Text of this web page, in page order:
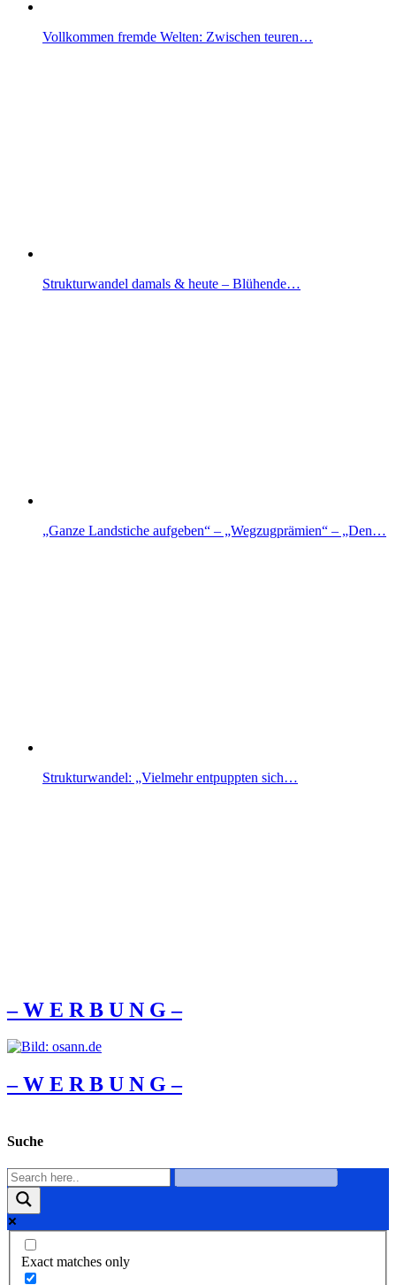
Vollkommen fremde Welten: Zwischen teuren…
Strukturwandel damals & heute – Blühende…
„Ganze Landstiche aufgeben“ – „Wegzugprämien“ – „Den…
Strukturwandel: „Vielmehr entpuppten sich…
– W Ε R Β U Ν G –
– W Ε R Β U Ν G –
Suche
Exact matches only